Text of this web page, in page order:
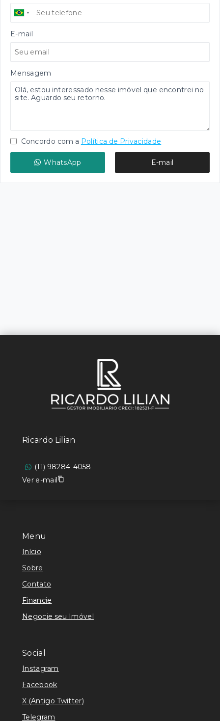
E-mail
Mensagem
Concordo com a Política de Privacidade
WhatsApp E-mail
Menu
Início
Sobre
Contato
Financie
Negocie seu Imóvel
Social
Instagram
Facebook
X (Antigo Twitter)
Telegram
Ricardo Lilian
(11) 98284-4058
Ver e-mail